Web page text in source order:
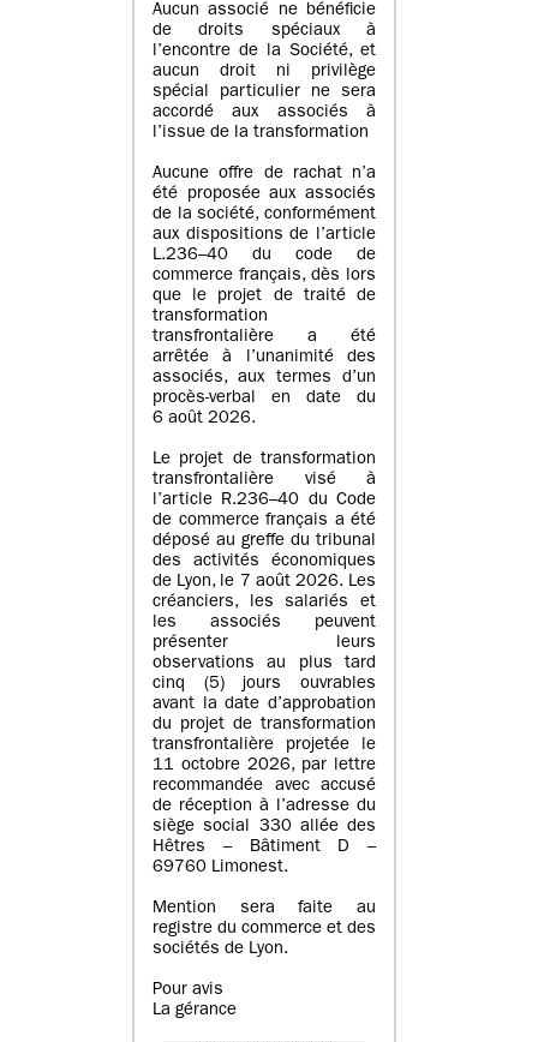
Aucun associé ne bénéficie
de droits spéciaux à
l’encontre de la Société, et
aucun droit ni privilège
spécial particulier ne sera
accordé aux associés à
l’issue de la transformation
Aucune offre de rachat n’a
été proposée aux associés
de la société, conformément
aux dispositions de l’article
L.236–40 du code de
commerce français, dès lors
que le projet de traité de
transformation
transfrontalière a été
arrêtée à l’unanimité des
associés, aux termes d’un
procès-verbal en date du
6 août 2026.
Le projet de transformation
transfrontalière visé à
l’article R.236–40 du Code
de commerce français a été
déposé au greffe du tribunal
des activités économiques
de Lyon, le 7 août 2026. Les
créanciers, les salariés et
les associés peuvent
présenter leurs
observations au plus tard
cinq (5) jours ouvrables
avant la date d’approbation
du projet de transformation
transfrontalière projetée le
11 octobre 2026, par lettre
recommandée avec accusé
de réception à l’adresse du
siège social 330 allée des
Hêtres – Bâtiment D –
69760 Limonest.
Mention sera faite au
registre du commerce et des
sociétés de Lyon.
Pour avis
La gérance